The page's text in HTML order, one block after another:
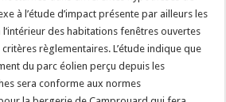
à l’étude d’impact présente par ailleurs les
des habitations fenêtres ouvertes
règlementaires. L’étude indique que
du parc éolien perçu depuis les
sera conforme aux normes